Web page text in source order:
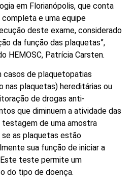
em Florianópolis, que conta
e uma equipe
deste exame, considerado
da função das plaquetas”,
HEMOSC, Patrícia Carsten.
de plaquetopatias
nas plaquetas) hereditárias ou
de drogas anti-
que diminuem a atividade das
de uma amostra
se as plaquetas estão
sua função de iniciar a
teste permite um
do tipo de doença.